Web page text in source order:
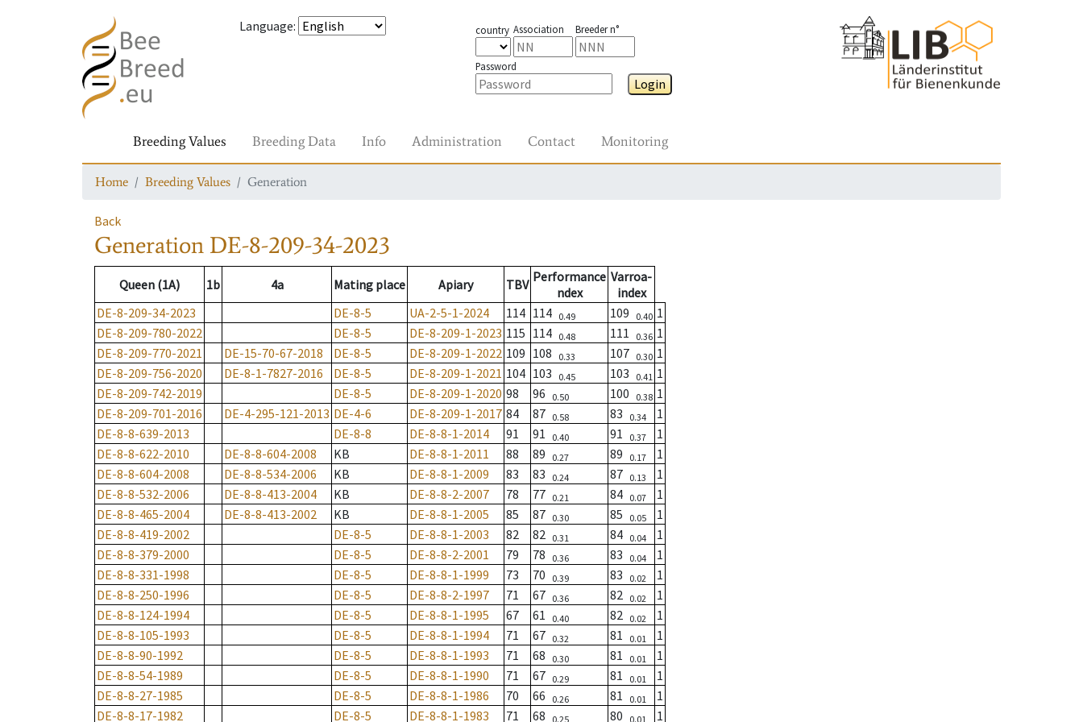
Language: country Association Breeder n°
Password
Login
Breeding Values Breeding Data Info Administration Contact Monitoring
Home Breeding Values Generation
Back
Generation DE-8-209-34-2023
Queen (1A) 1b 4a Mating place Apiary TBV Performance
ndex
Varroa-
index
DE-8-209-34-2023
DE-8-5 UA-2-5-1-2024 114 114 0.49 109 0.40 1
DE-8-209-780-2022
DE-8-5 DE-8-209-1-2023 115 114 0.48 111 0.36 1
DE-8-209-770-2021
DE-15-70-67-2018 DE-8-5 DE-8-209-1-2022 109 108 0.33 107 0.30 1
DE-8-209-756-2020
DE-8-1-7827-2016 DE-8-5 DE-8-209-1-2021 104 103 0.45 103 0.41 1
DE-8-209-742-2019
DE-8-5 DE-8-209-1-2020 98 96 0.50 100 0.38 1
DE-8-209-701-2016
DE-4-295-121-2013 DE-4-6 DE-8-209-1-2017 84 87 0.58 83 0.34
1
DE-8-8-639-2013
DE-8-8 DE-8-8-1-2014 91 91 0.40 91 0.37
1
DE-8-8-622-2010
DE-8-8-604-2008 KB DE-8-8-1-2011 88 89 0.27 89 0.17
1
DE-8-8-604-2008
DE-8-8-534-2006 KB DE-8-8-1-2009 83 83 0.24 87 0.13
1
DE-8-8-532-2006
DE-8-8-413-2004 KB DE-8-8-2-2007 78 77 0.21 84 0.07
1
DE-8-8-465-2004
DE-8-8-413-2002 KB DE-8-8-1-2005 85 87 0.30 85 0.05
1
DE-8-8-419-2002
DE-8-5 DE-8-8-1-2003 82 82 0.31 84 0.04
1
DE-8-8-379-2000
DE-8-5 DE-8-8-2-2001 79 78 0.36 83 0.04
1
DE-8-8-331-1998
DE-8-5 DE-8-8-1-1999 73 70 0.39 83 0.02
1
DE-8-8-250-1996
DE-8-5 DE-8-8-2-1997 71 67 0.36 82 0.02
1
DE-8-8-124-1994
DE-8-5 DE-8-8-1-1995 67 61 0.40 82 0.02
1
DE-8-8-105-1993
DE-8-5 DE-8-8-1-1994 71 67 0.32 81 0.01
1
DE-8-8-90-1992
DE-8-5 DE-8-8-1-1993 71 68 0.30 81 0.01
1
DE-8-8-54-1989
DE-8-5 DE-8-8-1-1990 71 67 0.29 81 0.01
1
DE-8-8-27-1985
DE-8-5 DE-8-8-1-1986 70 66 0.26 81 0.01
1
DE-8-8-17-1982
DE-8-5 DE-8-8-1-1983 71 68 0.25 80 0.01 1